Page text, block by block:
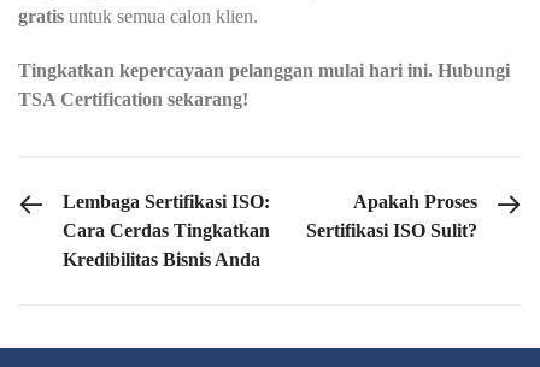
gratis untuk semua calon klien.
Tingkatkan kepercayaan pelanggan mulai hari ini. Hubungi
TSA Certification sekarang!
PREVIOUS POST
Lembaga Sertifikasi ISO:
Cara Cerdas Tingkatkan
Kredibilitas Bisnis Anda
NEXT POST
Apakah Proses
Sertifikasi ISO Sulit?